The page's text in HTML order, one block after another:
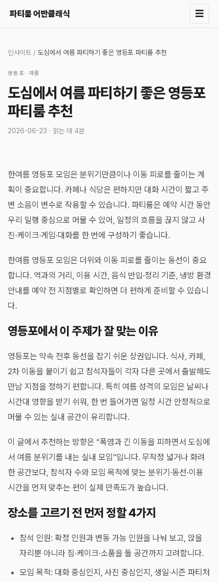
파티룸 어반클래식 ☰
인사이트 / 도심에서 여름 파티하기 좋은 영등포 파티룸 추천
영등포 · 여름
도심에서 여름 파티하기 좋은 영등포
파티룸 추천
2026-06-23 · 읽는 데 4분
한여름 영등포 모임은 분위기만큼이나 이동 피로를 줄이는 계
획이 중요합니다. 카페나 식당은 편하지만 대화 시간이 짧고 주
변 소음이 변수로 작용할 수 있습니다. 파티룸은 예약 시간 동안
우리 일행 중심으로 머물 수 있어, 일정의 흐름을 끊지 않고 사
진·케이크·게임·대화를 한 번에 구성하기 좋습니다.
한여름 영등포 모임은 더위와 이동 피로를 줄이는 동선이 중요
합니다. 역과의 거리, 이용 시간, 음식 반입·정리 기준, 냉방 환경
안내를 예약 전 지점별로 확인하면 더 편하게 준비할 수 있습니
다.
영등포에서 이 주제가 잘 맞는 이유
영등포는 약속 전후 동선을 잡기 쉬운 상권입니다. 식사, 카페,
2차 이동을 붙이기 쉽고 참석자들이 각자 다른 곳에서 출발해도
만남 지점을 정하기 편합니다. 특히 여름 성격의 모임은 날씨나
시간대 영향을 받기 쉬워, 한 번 들어가면 일정 시간 안정적으로
머물 수 있는 실내 공간이 유리합니다.
이 글에서 추천하는 방향은 “폭염과 긴 이동을 피하면서 도심에
서 여름 분위기를 내는 실내 모임”입니다. 무작정 넓거나 화려
한 공간보다, 참석자 수와 모임 목적에 맞는 분위기·동선·이용
시간을 먼저 맞추는 편이 실제 만족도가 높습니다.
장소를 고르기 전 먼저 정할 4가지
참석 인원: 확정 인원과 변동 가능 인원을 나눠 보고, 앉을
자리뿐 아니라 짐·케이크·소품을 둘 공간까지 고려합니다.
모임 목적: 대화 중심인지, 사진 중심인지, 생일·시즌 파티처